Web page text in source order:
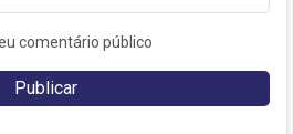
comentário público